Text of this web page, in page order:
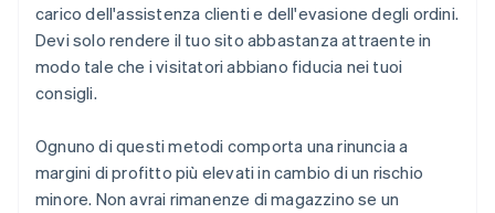
carico dell'assistenza clienti e dell'evasione degli ordini.
Devi solo rendere il tuo sito abbastanza attraente in
modo tale che i visitatori abbiano fiducia nei tuoi
consigli.
Ognuno di questi metodi comporta una rinuncia a
margini di profitto più elevati in cambio di un rischio
minore. Non avrai rimanenze di magazzino se un